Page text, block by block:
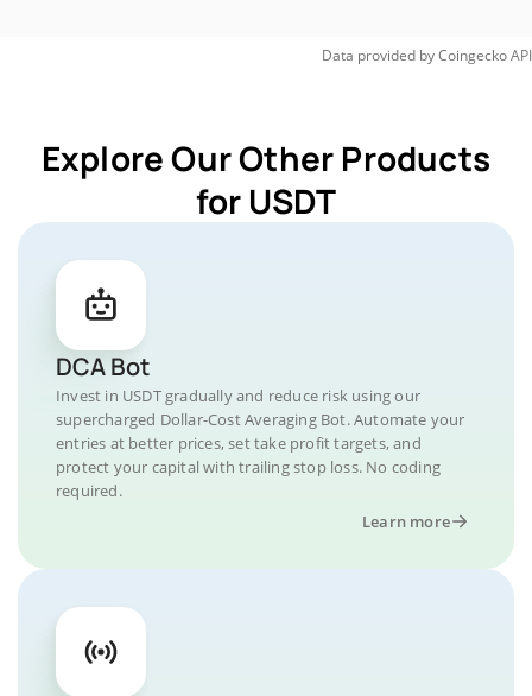
Data provided byCoingeckoAPI
Explore Our Other Products
for USDT
DCA Bot
Invest in USDT gradually and reduce risk using our
supercharged Dollar-Cost Averaging Bot. Automate your
entries at better prices, set take profit targets, and
protect your capital with trailing stop loss. No coding
required.
Learn more